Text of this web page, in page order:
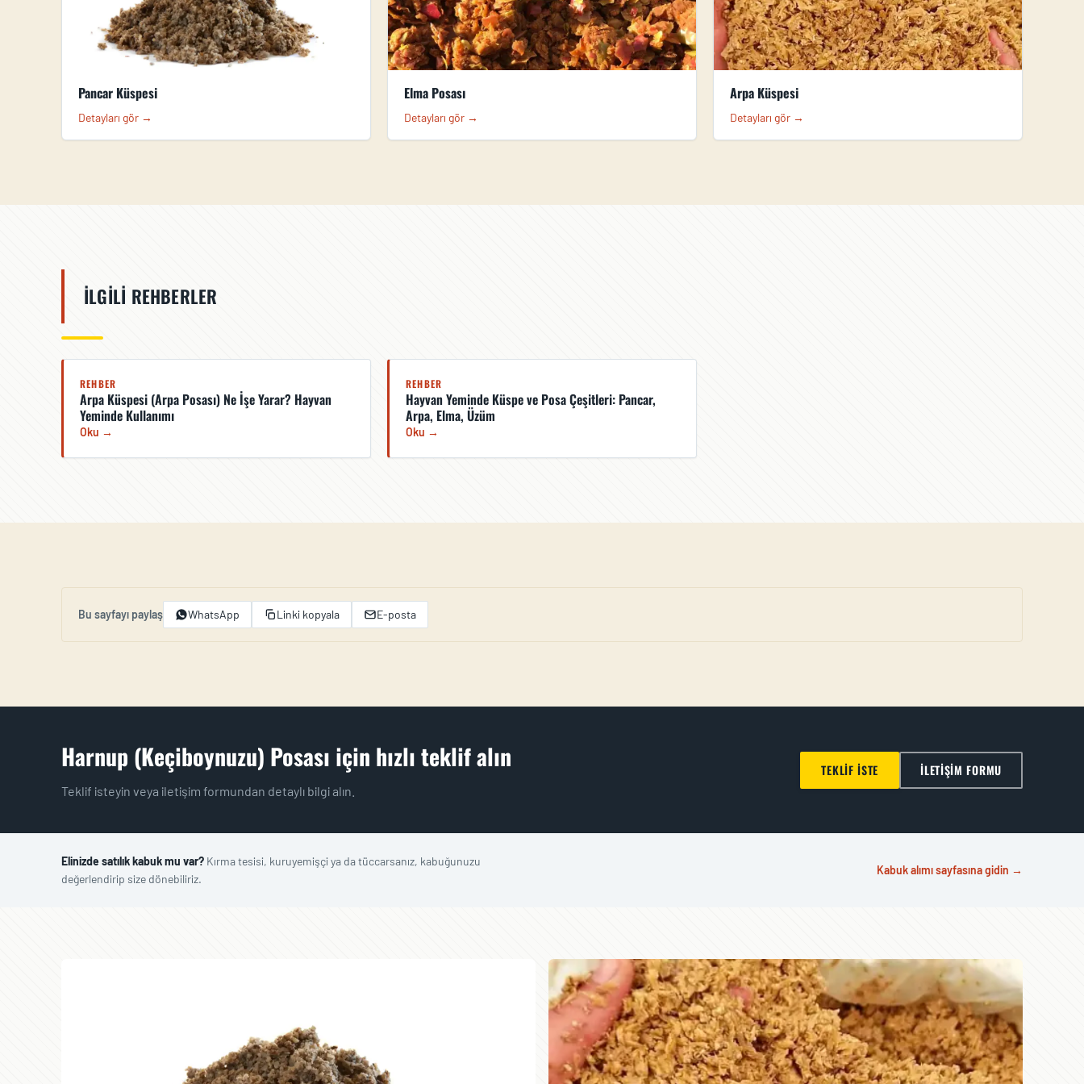
Pancar Küspesi
Detayları gör →
Elma Posası
Detayları gör →
Arpa Küspesi
Detayları gör →
İLGILI REHBERLER
REHBER
Arpa Küspesi (Arpa Posası) Ne İşe Yarar? Hayvan
Yeminde Kullanımı
Oku →
REHBER
Hayvan Yeminde Küspe ve Posa Çeşitleri: Pancar,
Arpa, Elma, Üzüm
Oku →
Bu sayfayı paylaş WhatsApp Linki kopyala E-posta
Harnup (Keçiboynuzu) Posası için hızlı teklif alın
Teklif isteyin veya iletişim formundan detaylı bilgi alın.
TEKLIF İSTE İLETIŞIM FORMU
Elinizde satılık kabuk mu var? Kırma tesisi, kuruyemişçi ya da tüccarsanız, kabuğunuzu
değerlendirip size dönebiliriz.
Kabuk alımı sayfasına gidin →